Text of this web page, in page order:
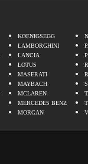
KOENIGSEGG
LAMBORGHINI
LANCIA
LOTUS
MASERATI
MAYBACH
MCLAREN
MERCEDES BENZ
MORGAN